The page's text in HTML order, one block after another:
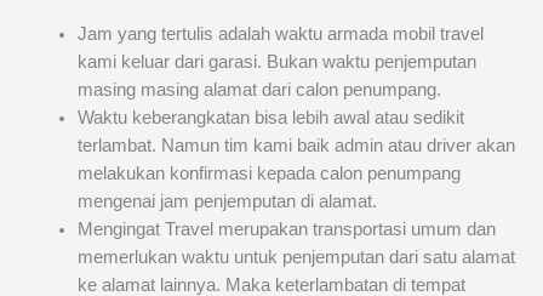
Jam yang tertulis adalah waktu armada mobil travel
kami keluar dari garasi. Bukan waktu penjemputan
masing masing alamat dari calon penumpang.
Waktu keberangkatan bisa lebih awal atau sedikit
terlambat. Namun tim kami baik admin atau driver akan
melakukan konfirmasi kepada calon penumpang
mengenai jam penjemputan di alamat.
Mengingat Travel merupakan transportasi umum dan
memerlukan waktu untuk penjemputan dari satu alamat
ke alamat lainnya. Maka keterlambatan di tempat